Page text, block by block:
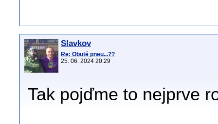
Slavkov
Re: Obuté pneu...??
25. 06. 2024 20:29
Tak pojďme to nejprve